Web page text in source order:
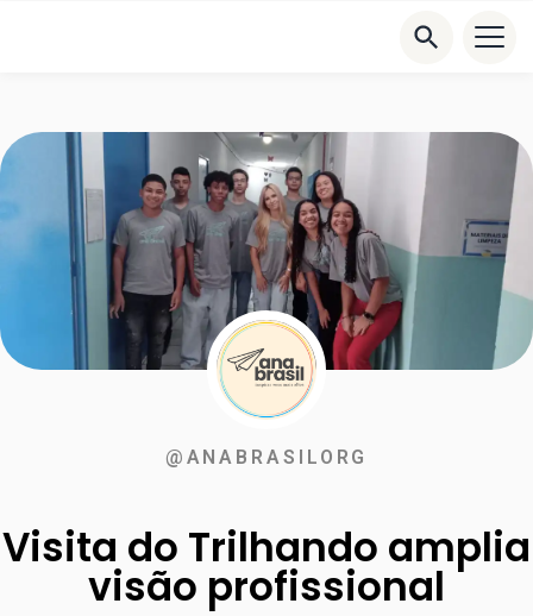
@ANABRASILORG
Visita do Trilhando amplia
visão profissional